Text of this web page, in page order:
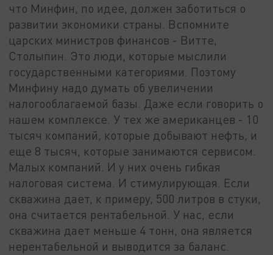
что Минфин, по идее, должен заботиться о
развитии экономики страны. Вспомните
царских министров финансов - Витте,
Столыпин. Это люди, которые мыслили
государственными категориями. Поэтому
Минфину надо думать об увеличении
налогооблагаемой базы. Даже если говорить о
нашем комплексе. У тех же американцев - 10
тысяч компаний, которые добывают нефть, и
еще 8 тысяч, которые занимаются сервисом.
Малых компаний. И у них очень гибкая
налоговая система. И стимулирующая. Если
скважина дает, к примеру, 500 литров в стуки,
она считается рентабельной. У нас, если
скважина дает меньше 4 тонн, она является
нерентабельной и выводится за баланс.